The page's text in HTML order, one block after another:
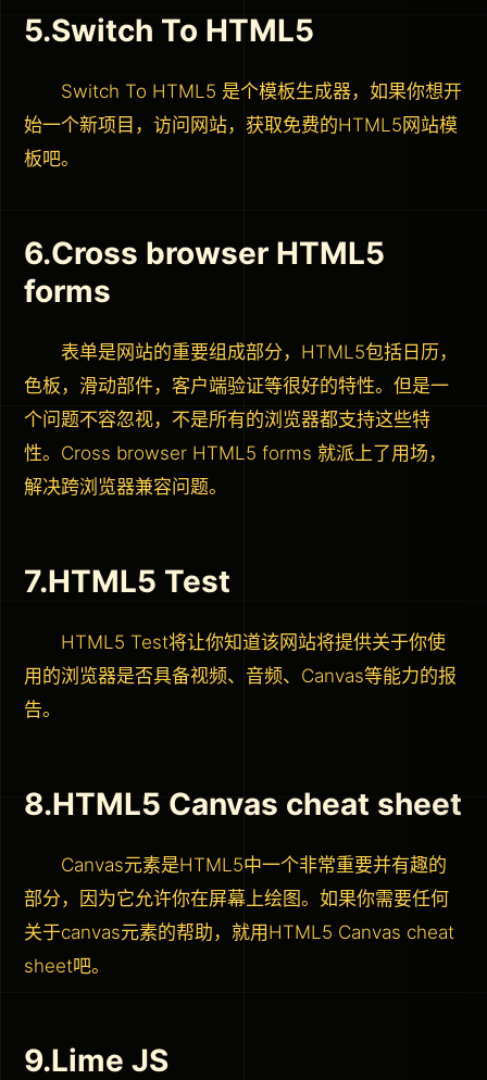
5.Switch To HTML5
Switch To HTML5 是个模板生成器，如果你想开
始一个新项目，访问网站，获取免费的HTML5网站模
板吧。
6.Cross browser HTML5
forms
表单是网站的重要组成部分，HTML5包括日历，
色板，滑动部件，客户端验证等很好的特性。但是一
个问题不容忽视，不是所有的浏览器都支持这些特
性。Cross browser HTML5 forms 就派上了用场，
解决跨浏览器兼容问题。
7.HTML5 Test
HTML5 Test将让你知道该网站将提供关于你使
用的浏览器是否具备视频、音频、Canvas等能力的报
告。
8.HTML5 Canvas cheat sheet
Canvas元素是HTML5中一个非常重要并有趣的
部分，因为它允许你在屏幕上绘图。如果你需要任何
关于canvas元素的帮助，就用HTML5 Canvas cheat
sheet吧。
9.Lime JS